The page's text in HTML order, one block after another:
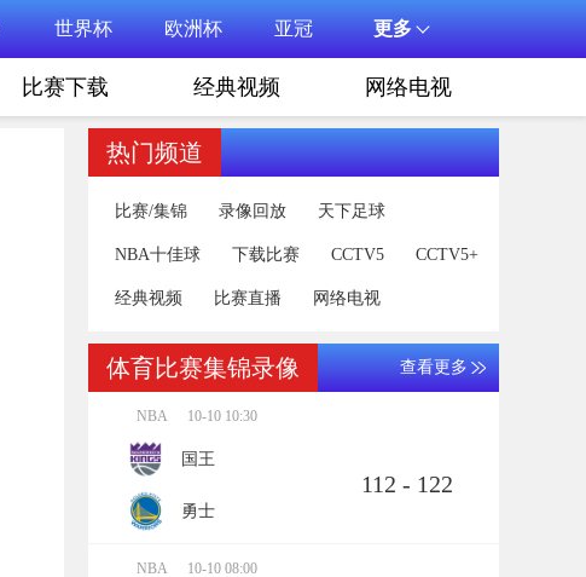
世界杯 欧洲杯 亚冠 更多
比赛下载 经典视频 网络电视
热门频道
比赛/集锦 录像回放 天下足球
NBA十佳球 下载比赛 CCTV5 CCTV5+
经典视频 比赛直播 网络电视
体育比赛集锦录像 查看更多
NBA 10-10 10:30
国王
勇士
112 - 122
NBA 10-10 08:00